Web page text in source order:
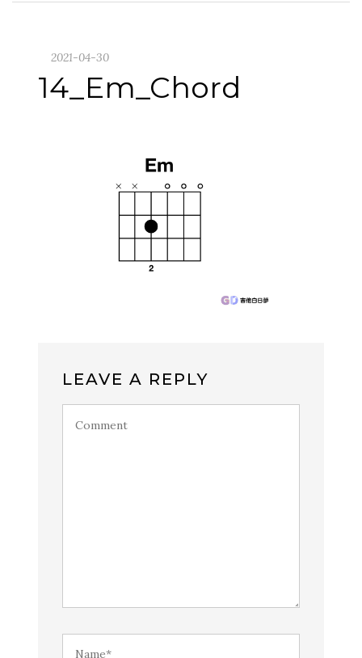
2021-04-30
14_Em_Chord
LEAVE A REPLY